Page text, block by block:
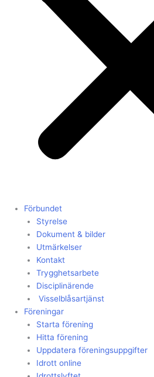
Förbundet
Styrelse
Dokument & bilder
Utmärkelser
Kontakt
Trygghetsarbete
Disciplinärende
Visselblåsartjänst
Föreningar
Starta förening
Hitta förening
Uppdatera föreningsuppgifter
Idrott online